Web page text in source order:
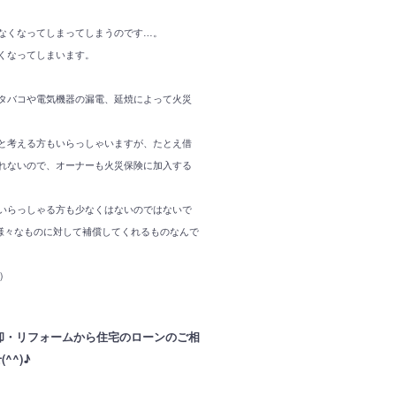
くなってしまってしまうのです…。
ってしまいます。
コや電気機器の漏電、延焼によって火災
考える方もいらっしゃいますが、たとえ借
ないので、オーナーも火災保険に加入する
らっしゃる方も少なくはないのではないで
なものに対して補償してくれるものなんで
リフォームから住宅のローンのご相
(^^)♪